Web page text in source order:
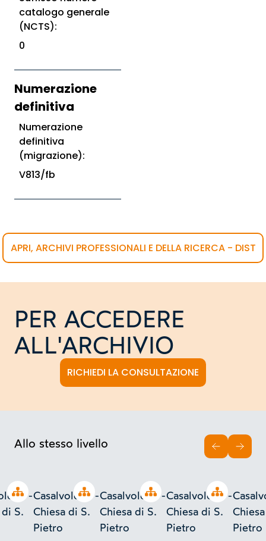
catalogo generale
(NCTS):
0
Numerazione
definitiva
Numerazione
definitiva
(migrazione):
V813/fb
APRI, ARCHIVI PROFESSIONALI E DELLA RICERCA - DIST
PER ACCEDERE
ALL'ARCHIVIO
RICHIEDI LA CONSULTAZIONE
Allo stesso livello
Open tree
-
S.
Open tree
Casalvolone -
Chiesa di S.
Pietro
Open tree
Casalvolone -
Chiesa di S.
Pietro
Open tree
Casalvolone -
Chiesa di S.
Pietro
Pietro
INDIETRO